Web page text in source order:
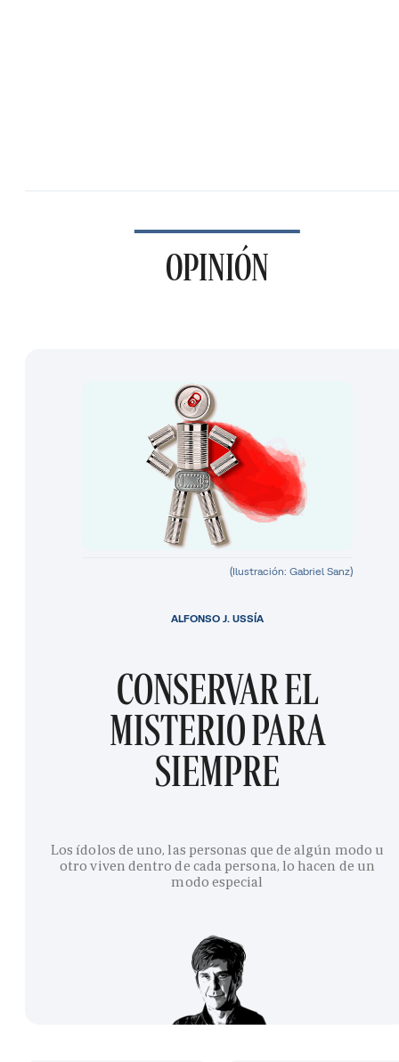
OPINIÓN
(Ilustración: Gabriel Sanz)
CONSERVAR EL
MISTERIO PARA
SIEMPRE
Los ídolos de uno, las personas que de algún modo u
otro viven dentro de cada persona, lo hacen de un
modo especial
ALFONSO J. USSÍA